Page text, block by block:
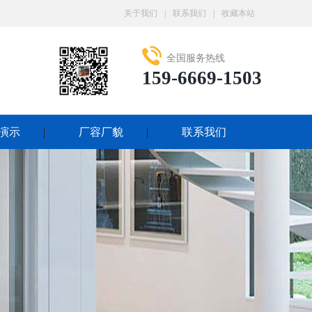
关于我们 联系我们 收藏本站
全国服务热线
159-6669-1503
示 厂容厂貌 联系我们